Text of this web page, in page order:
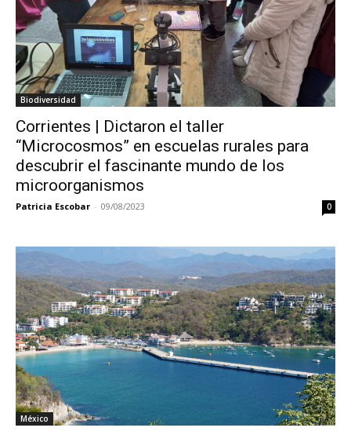
Biodiversidad
Corrientes | Dictaron el taller
“Microcosmos” en escuelas rurales para
descubrir el fascinante mundo de los
microorganismos
Patricia Escobar - 09/08/2023 0
México